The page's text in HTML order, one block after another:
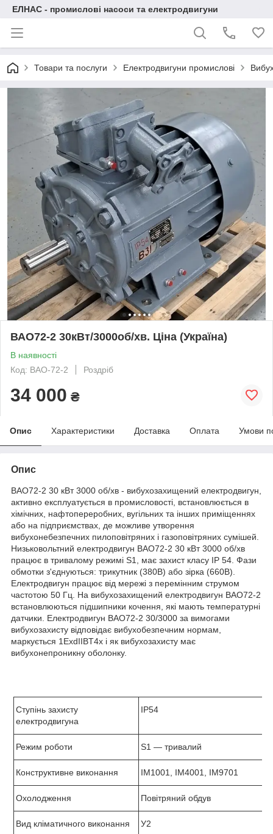
ЕЛНАС - промислові насоси та електродвигуни
Товари та послуги Електродвигуни промислові
ВАО72-2 30кВт/3000об/хв. Ціна (Україна)
В наявності
Код: ВАО-72-2
Роздріб
34 000 ₴
Опис Характеристики Доставка Оплата Умови
Опис
ВАО72-2 30 кВт 3000 об/хв - вибухозахищений електродвигун,
активно експлуатується в промисловості, встановлюється в
хімічних, нафтопереробних, вугільних та інших приміщеннях
або на підприємствах, де можливе утворення
вибухонебезпечних пилоповітряних і газоповітряних сумішей.
Низьковольтний електродвигун ВАО72-2 30 кВт 3000 об/хв
працює в тривалому режимі S1, має захист класу ІР 54. Фази
обмотки з'єднуються: трикутник (380В) або зірка (660В).
Електродвигун працює від мережі з перемінним струмом
частотою 50 Гц. На вибухозахищений електродвигун ВАО72-2
встановлюються підшипники кочення, які мають температурні
датчики. Електродвигун ВАО72-2 30/3000 за вимогами
вибухозахисту відповідає вибухобезпечним нормам,
маркується 1ExdIIBT4х і як вибухозахисту має
вибухонепроникну оболонку.
Ступінь захисту
електродвигуна
IP54
Режим роботи S1 ― тривалий
Конструктивне виконання IM1001, IM4001, IM9701
Охолодження Повітряний обдув
Вид кліматичного виконання У2